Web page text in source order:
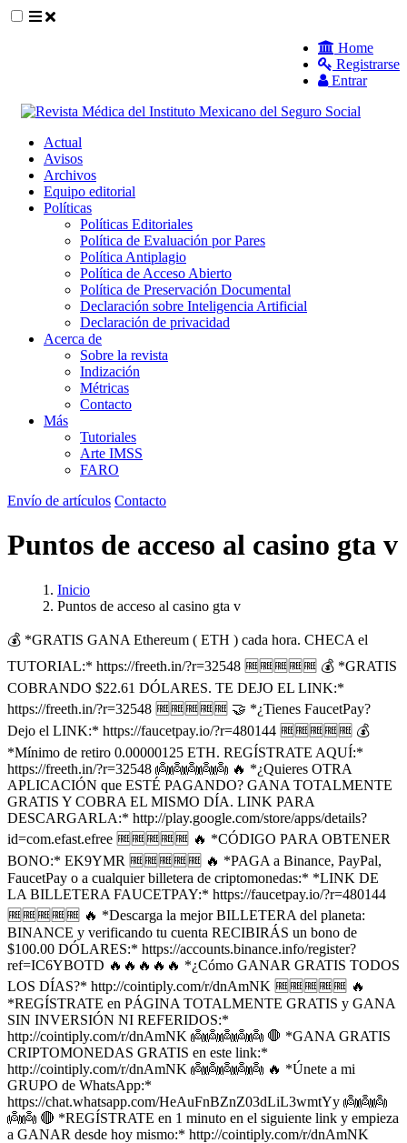
##plugins.themes.themeEleven.accessible_menu.sidebar##
Home
Registrarse
Entrar
Actual
Avisos
Archivos
Equipo editorial
Políticas
Políticas Editoriales
Política de Evaluación por Pares
Política Antiplagio
Política de Acceso Abierto
Política de Preservación Documental
Declaración sobre Inteligencia Artificial
Declaración de privacidad
Acerca de
Sobre la revista
Indización
Métricas
Contacto
Más
Tutoriales
Arte IMSS
FARO
Envío de artículos Contacto
Puntos de acceso al casino gta v
Inicio
Puntos de acceso al casino gta v
💰 *GRATIS GANA Ethereum ( ETH ) cada hora. CHECA el
TUTORIAL:* https://freeth.in/?r=32548 🆓🆓🆓🆓🆓 💰 *GRATIS
COBRANDO $22.61 DÓLARES. TE DEJO EL LINK:*
https://freeth.in/?r=32548 🆓🆓🆓🆓🆓 🤝 *¿Tienes FaucetPay?
Dejo el LINK:* https://faucetpay.io/?r=480144 🆓🆓🆓🆓🆓 💰
*Mínimo de retiro 0.00000125 ETH. REGÍSTRATE AQUÍ:*
https://freeth.in/?r=32548 👼👼👼👼👼 🔥 *¿Quieres OTRA
APLICACIÓN que ESTÉ PAGANDO? GANA TOTALMENTE
GRATIS Y COBRA EL MISMO DÍA. LINK PARA
DESCARGARLA:* http://play.google.com/store/apps/details?
id=com.efast.efree 🆓🆓🆓🆓🆓 🔥 *CÓDIGO PARA OBTENER
BONO:* EK9YMR 🆓🆓🆓🆓🆓 🔥 *PAGA a Binance, PayPal,
FaucetPay o a cualquier billetera de criptomonedas:* *LINK DE
LA BILLETERA FAUCETPAY:* https://faucetpay.io/?r=480144
🆓🆓🆓🆓🆓 🔥 *Descarga la mejor BILLETERA del planeta:
BINANCE y verificando tu cuenta RECIBIRÁS un bono de
$100.00 DÓLARES:* https://accounts.binance.info/register?
ref=IC6YBOTD 🔥🔥🔥🔥🔥 *¿Cómo GANAR GRATIS TODOS
LOS DÍAS?* http://cointiply.com/r/dnAmNK 🆓🆓🆓🆓🆓 🔥
*REGÍSTRATE en PÁGINA TOTALMENTE GRATIS y GANA
SIN INVERSIÓN NI REFERIDOS:*
http://cointiply.com/r/dnAmNK 👼👼👼👼👼 🛑 *GANA GRATIS
CRIPTOMONEDAS GRATIS en este link:*
http://cointiply.com/r/dnAmNK 👼👼👼👼👼 🔥 *Únete a mi
GRUPO de WhatsApp:*
https://chat.whatsapp.com/HeAuFnBZnZ03dLiL3wmtYy 👼👼👼
👼👼 🔴 *REGÍSTRATE en 1 minuto en el siguiente link y empieza
a GANAR desde hoy mismo:* http://cointiply.com/r/dnAmNK